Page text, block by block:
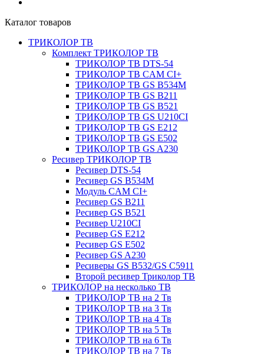
Каталог товаров
ТРИКОЛОР ТВ
Комплект ТРИКОЛОР ТВ
ТРИКОЛОР ТВ DTS-54
ТРИКОЛОР ТВ CAM CI+
ТРИКОЛОР ТВ GS B534M
ТРИКОЛОР ТВ GS B211
ТРИКОЛОР ТВ GS B521
ТРИКОЛОР ТВ GS U210CI
ТРИКОЛОР ТВ GS E212
ТРИКОЛОР ТВ GS E502
ТРИКОЛОР ТВ GS A230
Ресивер ТРИКОЛОР ТВ
Ресивер DTS-54
Ресивер GS B534M
Модуль CAM CI+
Ресивер GS B211
Ресивер GS B521
Ресивер U210CI
Ресивер GS E212
Ресивер GS E502
Ресивер GS A230
Ресиверы GS B532/GS C5911
Второй ресивер Триколор ТВ
ТРИКОЛОР на несколько ТВ
ТРИКОЛОР ТВ на 2 Тв
ТРИКОЛОР ТВ на 3 Тв
ТРИКОЛОР ТВ на 4 Тв
ТРИКОЛОР ТВ на 5 Тв
ТРИКОЛОР ТВ на 6 Тв
ТРИКОЛОР ТВ на 7 Тв